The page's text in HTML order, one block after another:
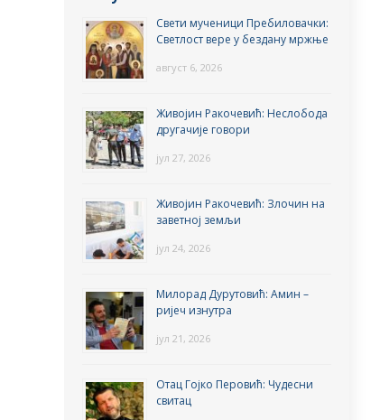
Свети мученици Пребиловачки:
Светлост вере у бездану мржње
август 6, 2026
Живојин Ракочевић: Неслобода
другачије говори
јул 27, 2026
Живојин Ракочевић: Злочин на
заветној земљи
јул 24, 2026
Милорад Дурутовић: Амин –
ријеч изнутра
јул 21, 2026
Отац Гојко Перовић: Чудесни
свитац